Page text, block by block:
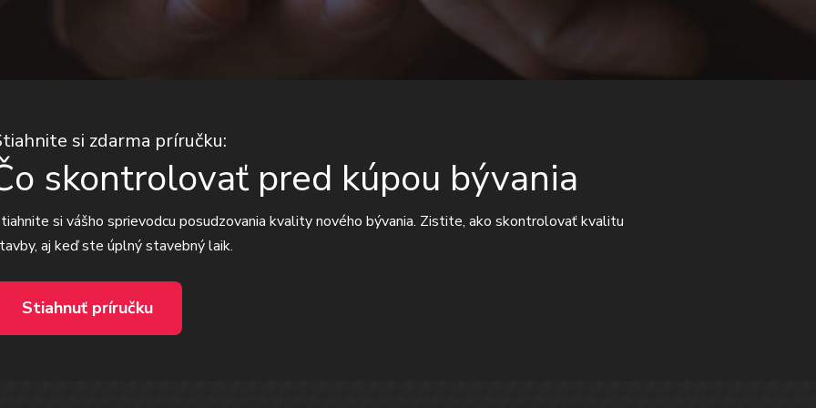
si zdarma príručku:
skontrolovať pred kúpou bývania
si vášho sprievodcu posudzovania kvality nového bývania. Zistite, ako skontrolovať kvalitu
aj keď ste úplný stavebný laik.
Stiahnuť príručku